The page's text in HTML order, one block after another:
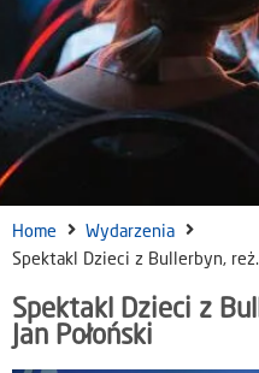
Home
Wydarzenia
Spektakl Dzieci z Bullerbyn, reż.
Spektakl Dzieci z
Jan Połoński